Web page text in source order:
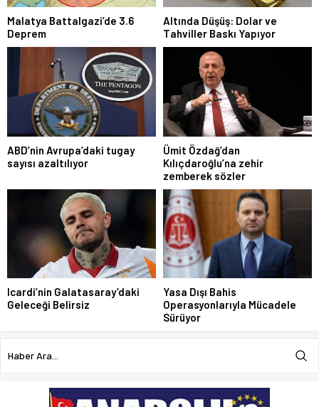
Malatya Battalgazi’de 3.6
Deprem
Altında Düşüş: Dolar ve
Tahviller Baskı Yapıyor
ABD’nin Avrupa’daki tugay
sayısı azaltılıyor
Ümit Özdağ’dan
Kılıçdaroğlu’na zehir
zemberek sözler
Icardi’nin Galatasaray’daki
Geleceği Belirsiz
Yasa Dışı Bahis
Operasyonlarıyla Mücadele
Sürüyor